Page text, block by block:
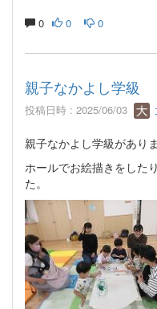
0 0 0
親子なかよし学級
投稿日時 : 2025/06/03
親子なかよし学級がありま
ホールでお絵描きをした
た。